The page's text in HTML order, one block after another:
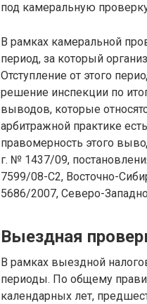
под камеральную
В рамках камеральной
период, за который
Отступление от этого
решение инспекции по
выводов, которые
арбитражной практике
правомерность этого
г. № 1437/09,
7599/08-С2, Восточно-
5686/2007, Северо-
Выездная
В рамках выездной
периоды. По общему
календарных лет,